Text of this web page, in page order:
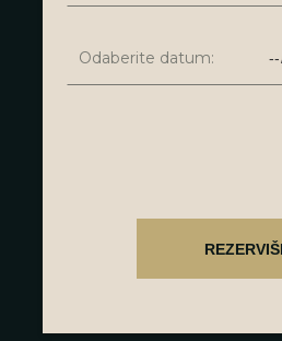
Odaberite datum: